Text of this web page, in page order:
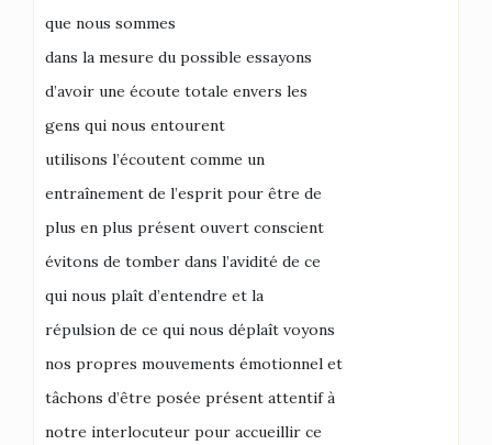
que nous sommes
dans la mesure du possible essayons
d’avoir une écoute totale envers les
gens qui nous entourent
utilisons l’écoutent comme un
entraînement de l’esprit pour être de
plus en plus présent ouvert conscient
évitons de tomber dans l’avidité de ce
qui nous plaît d’entendre et la
répulsion de ce qui nous déplaît voyons
nos propres mouvements émotionnel et
tâchons d’être posée présent attentif à
notre interlocuteur pour accueillir ce